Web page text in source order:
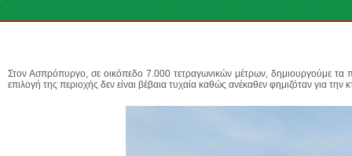
Στον Ασπρόπυργο, σε οικόπεδο 7.000 τετραγωνικών μέτρων, δημιουργούμε τα
επιλογή της περιοχής δεν είναι βέβαια τυχαία καθώς ανέκαθεν φημιζόταν για